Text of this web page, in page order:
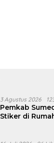
3 Agustus 2026
Pemkab
Stiker di